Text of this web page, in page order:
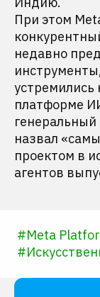
При этом
недавно
устремились
платформе
назвал
проектом в
агентов
#Meta
#